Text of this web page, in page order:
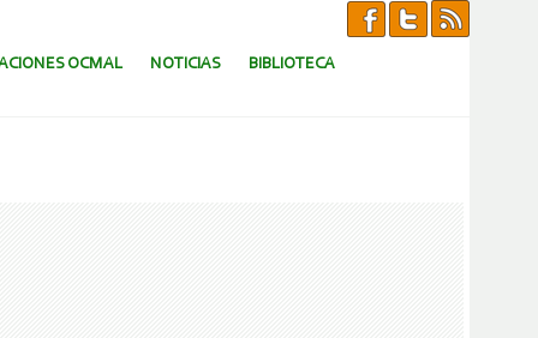
OCMAL NOTICIAS BIBLIOTECA